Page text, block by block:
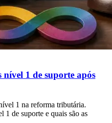
1 de suporte após
1 na reforma tributária.
1 de suporte e quais são as